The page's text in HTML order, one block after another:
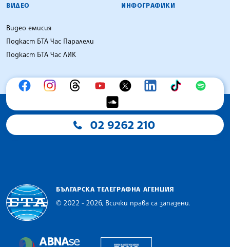
ВИДЕО
Видео емисия
Подкаст БТА Час Паралели
Подкаст БТА Час ЛИК
ИНФОГРАФИКИ
02 9262 210
БЪЛГАРСКА ТЕЛЕГРАФНА АГЕНЦИЯ
© 2022 - 2026, Всички права са запазени.
The Assocoation of the Balkan News Agencies